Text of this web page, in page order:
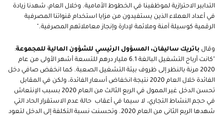
التدابير الاحترازية لموظفينا في الخطوط الأمامية. وخلال العام، شهدنا زيادة
في أعداد العملاء الذين يستفيدون من مزايا استخدام قنواتنا المصرفية
الرقمية كوسيلة آمنة وملائمة لإدارة وإنجاز معاملاتهم المصرفية."
وقال باتريك ساليفان، المسؤول الرئيسي للشؤون المالية للمجموعة:
"كانت أرباح التشغيل البالغة 6.1 مليار درهم للتسعة أشهر الأولى من عام
2020 مرنة بالنظر إلى ظروف بيئة التشغيل الصعبة. كما انخفض صافي دخل
الفائدة خلال العام 2020 نتيجة انخفاض أسعار الفائدة، ولكن في المقابل
تحسن الدخل غير الممول في الربع الثالث من العام 2020 بسبب الإنتعاش
في حجم النشاط التجاري، لا سيما في أعقاب حالة عدم الاستقرار الحاد التي
شهدها الربع الثاني من العام 2020. وتحسنت نسبة التكلفة إلى الدخل لتعود